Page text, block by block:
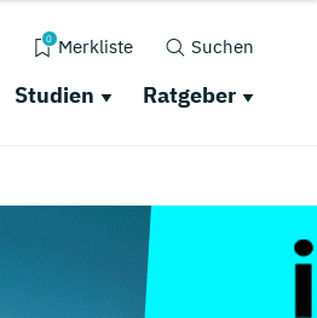
0 Merkliste Suchen
Studien Ratgeber